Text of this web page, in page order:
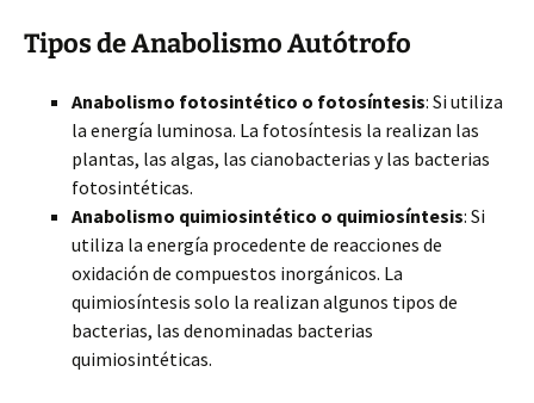
Tipos de Anabolismo Autótrofo
Anabolismo fotosintético o fotosíntesis: Si utiliza
la energía luminosa. La fotosíntesis la realizan las
plantas, las algas, las cianobacterias y las bacterias
fotosintéticas.
Anabolismo quimiosintético o quimiosíntesis: Si
utiliza la energía procedente de reacciones de
oxidación de compuestos inorgánicos. La
quimiosíntesis solo la realizan algunos tipos de
bacterias, las denominadas bacterias
quimiosintéticas.